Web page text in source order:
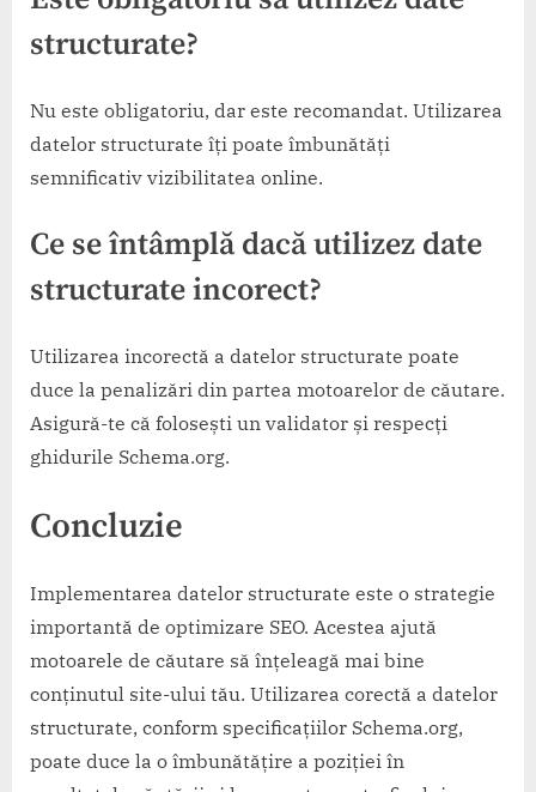
structurate?
Nu este obligatoriu, dar este recomandat. Utilizarea
datelor structurate îți poate îmbunătăți
semnificativ vizibilitatea online.
Ce se întâmplă dacă utilizez date
structurate incorect?
Utilizarea incorectă a datelor structurate poate
duce la penalizări din partea motoarelor de căutare.
Asigură-te că folosești un validator și respecți
ghidurile Schema.org.
Concluzie
Implementarea datelor structurate este o strategie
importantă de optimizare SEO. Acestea ajută
motoarele de căutare să înțeleagă mai bine
conținutul site-ului tău. Utilizarea corectă a datelor
structurate, conform specificațiilor Schema.org,
poate duce la o îmbunătățire a poziției în